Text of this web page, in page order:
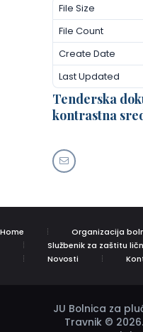
File Size
File Count
Create Date
Last Updated
Tenderska
kontrastna
Home Organizacija
Službenik za zaštitu
Novosti
JU Bolnica za
Travnik ©